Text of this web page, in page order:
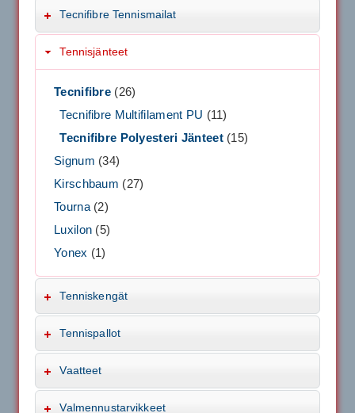
Tecnifibre Tennismailat
Tennisjänteet
Tecnifibre (26)
Tecnifibre Multifilament PU (11)
Tecnifibre Polyesteri Jänteet(15)
Signum (34)
Kirschbaum (27)
Tourna(2)
Luxilon (5)
Yonex (1)
Tenniskengät
Tennispallot
Vaatteet
Valmennustarvikkeet